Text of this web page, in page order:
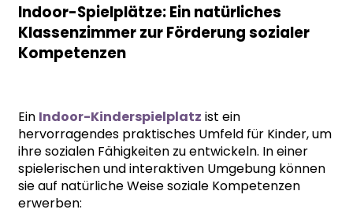
Indoor-Spielplätze: Ein natürliches
Klassenzimmer zur Förderung sozialer
Kompetenzen
Ein Indoor-Kinderspielplatz ist ein
hervorragendes praktisches Umfeld für Kinder, um
ihre sozialen Fähigkeiten zu entwickeln. In einer
spielerischen und interaktiven Umgebung können
sie auf natürliche Weise soziale Kompetenzen
erwerben: